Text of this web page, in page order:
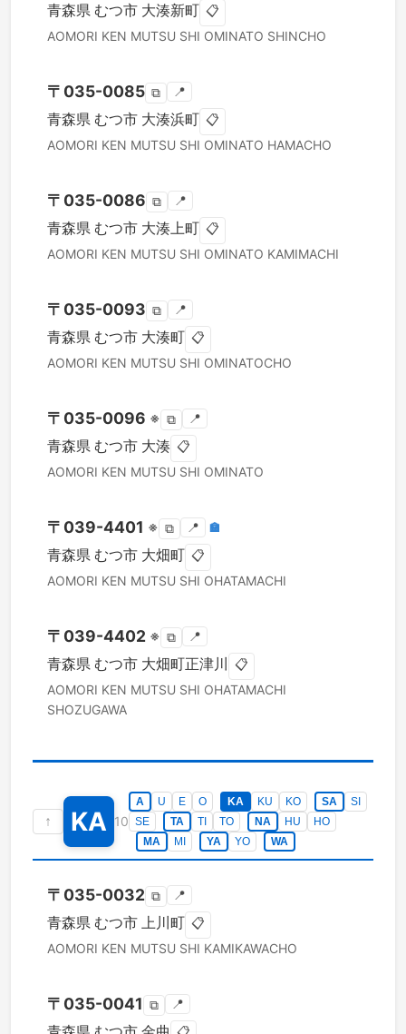
青森県 むつ市 大湊新町 📋
AOMORI KEN MUTSU SHI OMINATO SHINCHO
〒 035-0085 ⧉ 📍
青森県 むつ市 大湊浜町 📋
AOMORI KEN MUTSU SHI OMINATO HAMACHO
〒 035-0086 ⧉ 📍
青森県 むつ市 大湊上町 📋
AOMORI KEN MUTSU SHI OMINATO KAMIMACHI
〒 035-0093 ⧉ 📍
青森県 むつ市 大湊町 📋
AOMORI KEN MUTSU SHI OMINATOCHO
〒 035-0096 ※ ⧉ 📍
青森県 むつ市 大湊 📋
AOMORI KEN MUTSU SHI OMINATO
〒 039-4401 ※ ⧉ 📍 🏣
青森県 むつ市 大畑町 📋
AOMORI KEN MUTSU SHI OHATAMACHI
〒 039-4402 ※ ⧉ 📍
青森県 むつ市 大畑町正津川 📋
AOMORI KEN MUTSU SHI OHATAMACHI
SHOZUGAWA
↑ KA 10
A U E O KA KU KO SA
SI
SE
TA TI TO NA HU
HO
MA
MI YA YO WA
〒 035-0032 ⧉ 📍
青森県 むつ市 上川町 📋
AOMORI KEN MUTSU SHI KAMIKAWACHO
〒 035-0041 ⧉ 📍